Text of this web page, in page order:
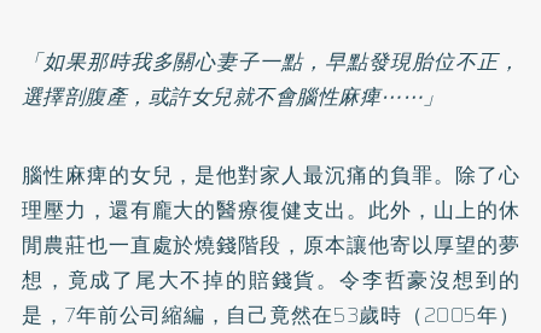
「如果那時我多關心妻子一點，早點發現胎位不正，
選擇剖腹產，或許女兒就不會腦性麻痺⋯⋯」
腦性麻痺的女兒，是他對家人最沉痛的負罪。除了心
理壓力，還有龐大的醫療復健支出。此外，山上的休
閒農莊也一直處於燒錢階段，原本讓他寄以厚望的夢
想，竟成了尾大不掉的賠錢貨。令李哲豪沒想到的
是，7年前公司縮編，自己竟然在53歲時（2005年）